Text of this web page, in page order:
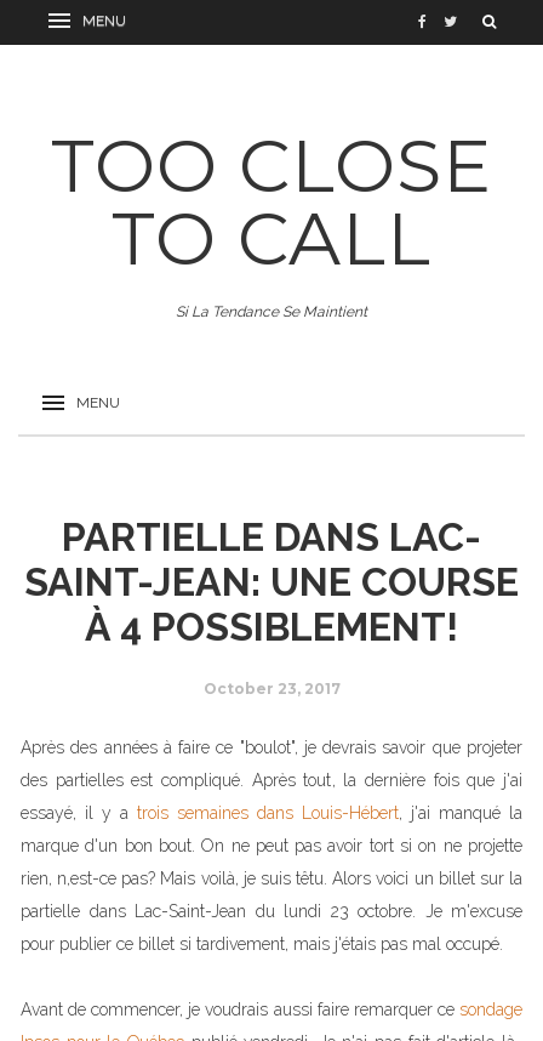
TOO CLOSE
TO CALL
Si La Tendance Se Maintient
PARTIELLE DANS LAC-
SAINT-JEAN: UNE COURSE
À 4 POSSIBLEMENT!
October 23, 2017
Après des années à faire ce "boulot", je devrais savoir que projeter
des partielles est compliqué. Après tout, la dernière fois que j'ai
essayé, il y a trois semaines dans Louis-Hébert, j'ai manqué la
marque d'un bon bout. On ne peut pas avoir tort si on ne projette
rien, n,est-ce pas? Mais voilà, je suis têtu. Alors voici un billet sur la
partielle dans Lac-Saint-Jean du lundi 23 octobre. Je m'excuse
pour publier ce billet si tardivement, mais j'étais pas mal occupé.
Avant de commencer, je voudrais aussi faire remarquer ce sondage